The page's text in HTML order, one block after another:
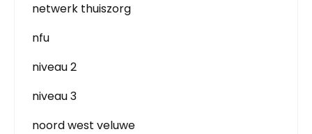
netwerk thuiszorg
nfu
niveau 2
niveau 3
noord west veluwe